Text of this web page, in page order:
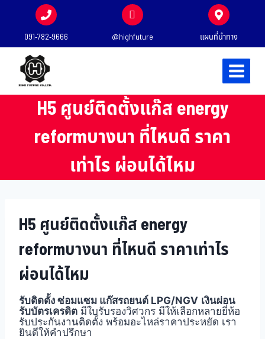
091-782-9666 @highfuture แผนที่นำทาง
H5 ศูนย์ติดตั้งแก๊ส energy
reformบางนา ที่ไหนดี ราคา
เท่าไร ผ่อนได้ไหม
H5 ศูนย์ติดตั้งแก๊ส energy
reformบางนา ที่ไหนดี ราคาเท่าไร
ผ่อนได้ไหม
รับติดตั้ง ซ่อมแซม แก๊สรถยนต์ LPG/NGV เงินผ่อน
รับบัตรเครดิต มีใบรับรองวิศวกร มีให้เลือกหลายยี่ห้อ
รับประกันงานติดตั้ง พร้อมอะไหล่ราคาประหยัด เรา
ยินดีให้คำปรึกษา